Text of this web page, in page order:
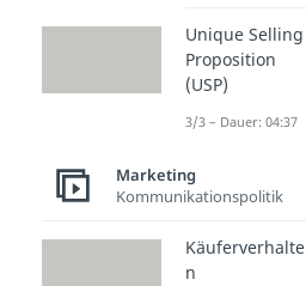
Unique Selling
Proposition
(USP)
3/3 – Dauer: 04:37
Marketing
Kommunikationspolitik
Käuferverhalte
n